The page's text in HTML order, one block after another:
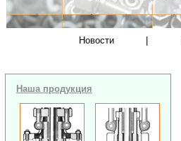
Новости
Наша продукция